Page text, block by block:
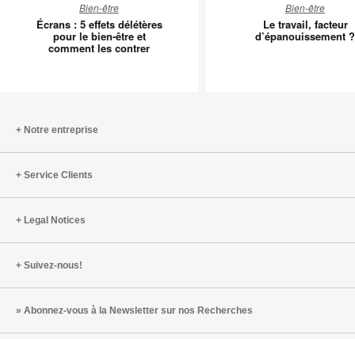
:
5
effets
les
Bien-être
Écrans : 5 effets délétères
pour le bien-être et
comment les contrer
travail,
facteur
Bien-être
Le travail, facteur
d’épanouissement ?
Notre entreprise
Service Clients
Legal Notices
Suivez-nous!
Abonnez-vous à la Newsletter sur nos Recherches